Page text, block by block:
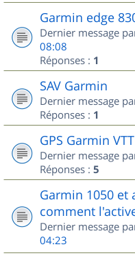
Garmin edge
Dernier message
08:08
Réponses : 1
SAV Garmin
Dernier message
Réponses : 1
GPS Garmin VTT
Dernier message
Réponses : 5
Garmin 1050 et
comment
Dernier message
04:23